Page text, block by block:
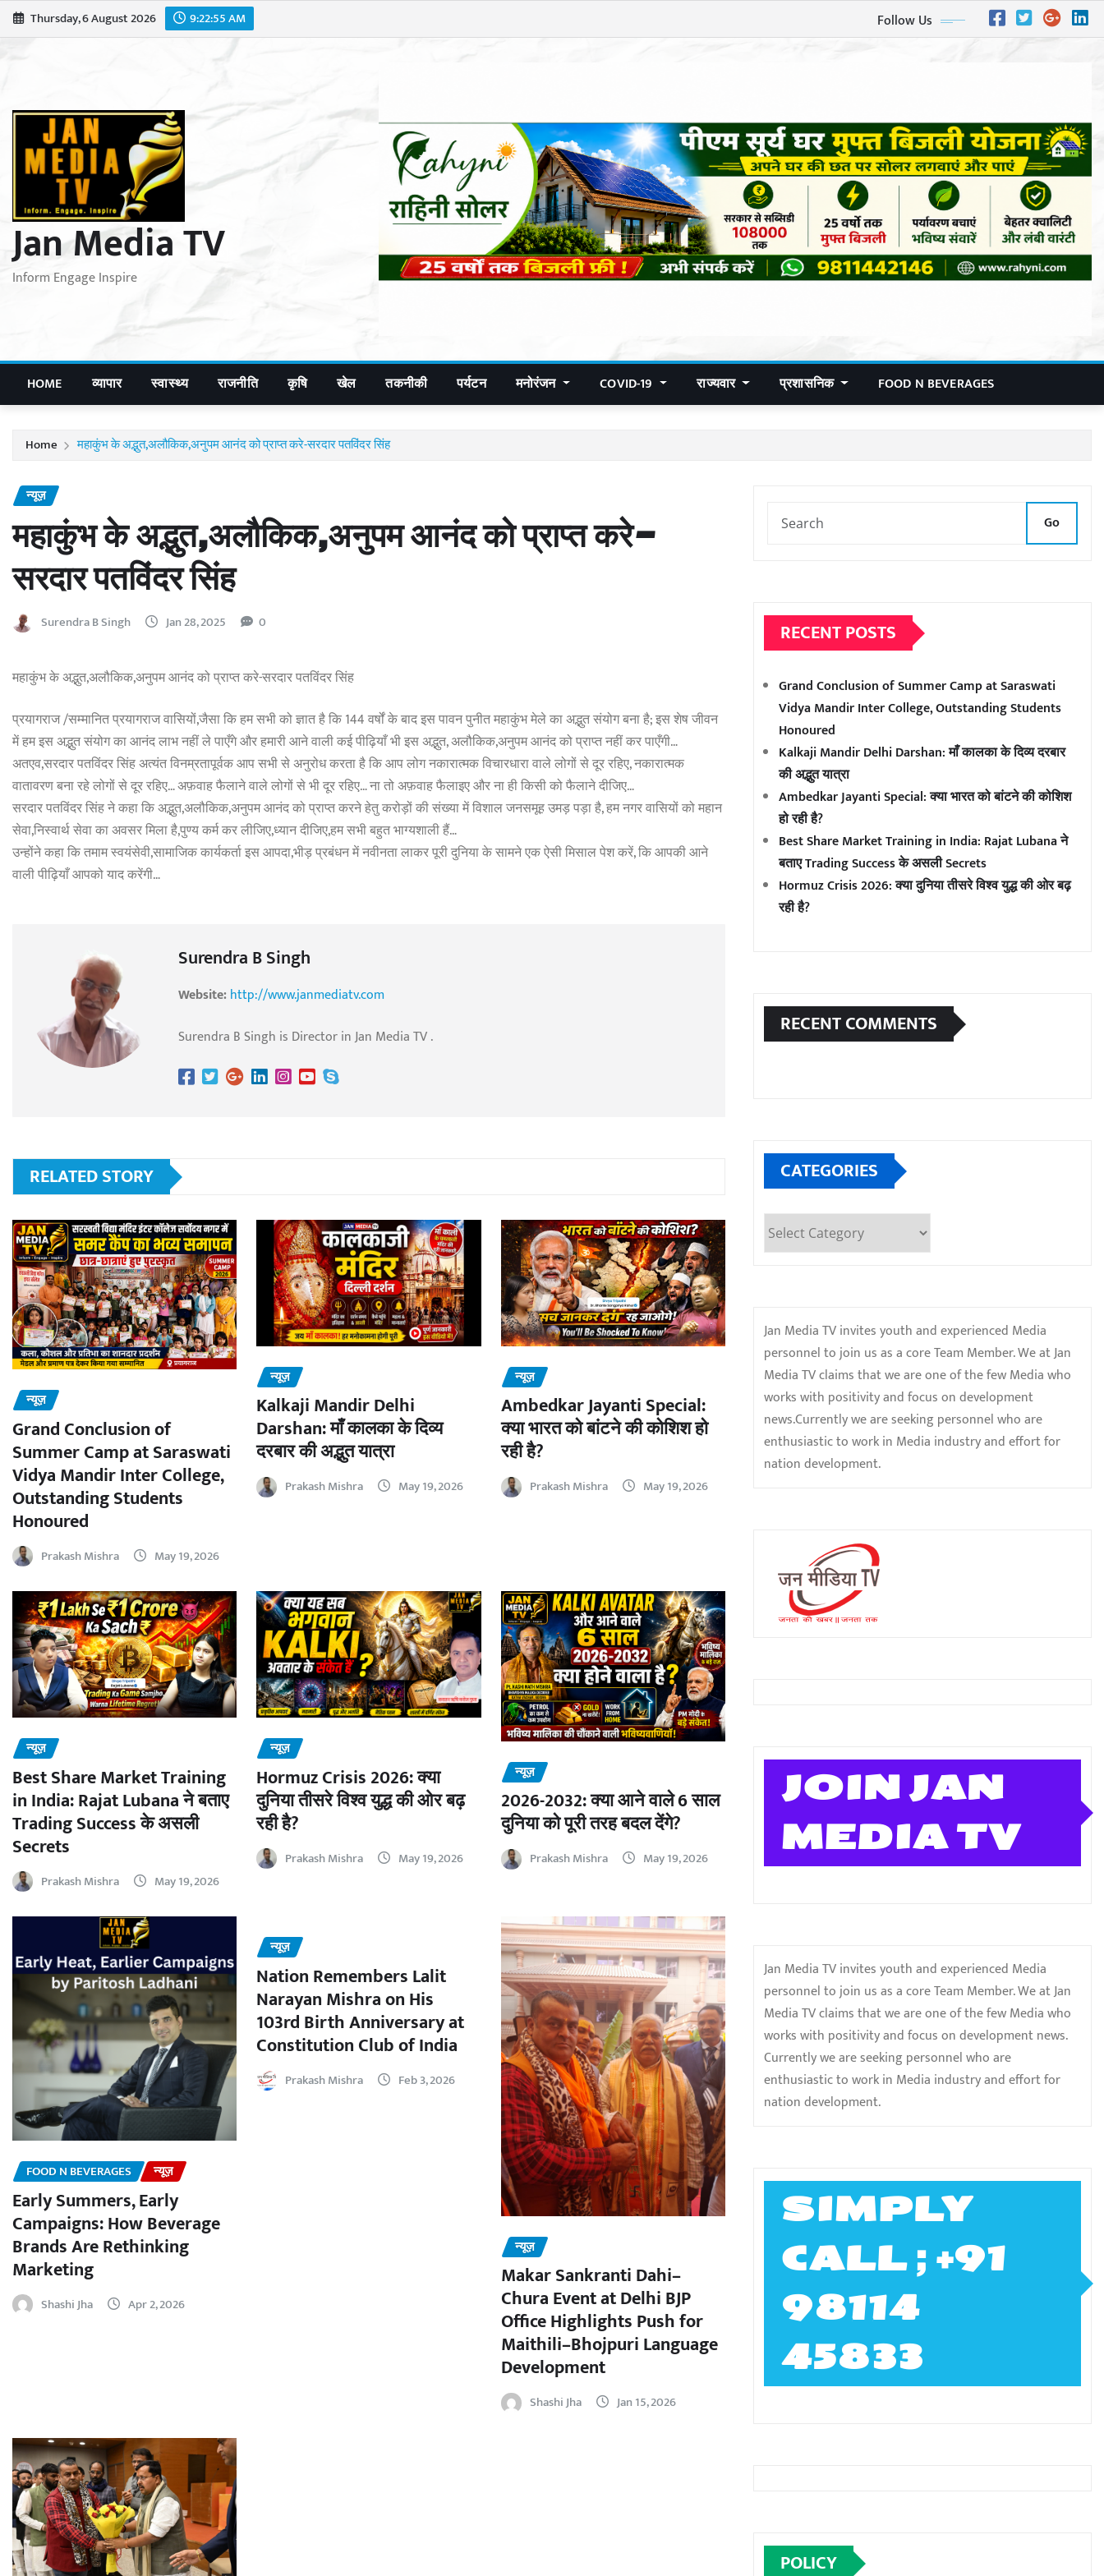
Skip
to
Thursday, 6 August 2026 9:22:56 AM Follow Us
Jan Media TV
Inform Engage Inspire
HOME व्यापार स्वास्थ्य राजनीति कृषि खेल तकनीकी पर्यटन मनोरंजन COVID-19 राज्यवार प्रशासनिक FOOD N BEVERAGES
Home महाकुंभ के अद्भुत,अलौकिक,अनुपम आनंद को प्राप्त करे-सरदार पतविंदर सिंह
न्यूज़
महाकुंभ के अद्भुत,अलौकिक,अनुपम आनंद को प्राप्त करे-
सरदार पतविंदर सिंह
Surendra B Singh Jan 28, 2025 0
महाकुंभ के अद्भुत,अलौकिक,अनुपम आनंद को प्राप्त करे-सरदार पतविंदर सिंह
प्रयागराज /सम्मानित प्रयागराज वासियों,जैसा कि हम सभी को ज्ञात है कि 144 वर्षों के बाद इस पावन पुनीत महाकुंभ मेले का अद्भुत संयोग बना है; इस शेष जीवन
में हम इस अद्भुत संयोग का आनंद लाभ नहीं ले पाएँगे और हमारी आने वाली कई पीढ़ियाँ भी इस अद्भुत, अलौकिक,अनुपम आनंद को प्राप्त नहीं कर पाएँगी…
अतएव,सरदार पतविंदर सिंह अत्यंत विनम्रतापूर्वक आप सभी से अनुरोध करता है कि आप लोग नकारात्मक विचारधारा वाले लोगों से दूर रहिए, नकारात्मक
वातावरण बना रहे लोगों से दूर रहिए… अफ़वाह फैलाने वाले लोगों से भी दूर रहिए… ना तो अफ़वाह फैलाइए और ना ही किसी को फैलाने दीजिए…
सरदार पतविंदर सिंह ने कहा कि अद्भुत,अलौकिक,अनुपम आनंद को प्राप्त करने हेतु करोड़ों की संख्या में विशाल जनसमूह उमड़ पड़ा है, हम नगर वासियों को महान
सेवा,निस्वार्थ सेवा का अवसर मिला है,पुण्य कर्म कर लीजिए,ध्यान दीजिए,हम सभी बहुत भाग्यशाली हैं…
उन्होंने कहा कि तमाम स्वयंसेवी,सामाजिक कार्यकर्ता इस आपदा,भीड़ प्रबंधन में नवीनता लाकर पूरी दुनिया के सामने एक ऐसी मिसाल पेश करें, कि आपकी आने
वाली पीढ़ियाँ आपको याद करेंगी…
Surendra B Singh
Website:http://www.janmediatv.com
Surendra B Singh is Director in Jan Media TV .
RELATED STORY
न्यूज़
Grand Conclusion of
Summer Camp at Saraswati
Vidya Mandir Inter College,
Outstanding Students
Honoured
Prakash Mishra May 19, 2026
न्यूज़
Kalkaji Mandir Delhi
Darshan: माँ कालका के दिव्य
दरबार की अद्भुत यात्रा
Prakash Mishra May 19, 2026
न्यूज़
Ambedkar Jayanti Special:
क्या भारत को बांटने की कोशिश हो
रही है?
Prakash Mishra May 19, 2026
न्यूज़
Best Share Market Training
in India: Rajat Lubana ने बताए
Trading Success के असली
Secrets
Prakash Mishra May 19, 2026
न्यूज़
Hormuz Crisis 2026: क्या
दुनिया तीसरे विश्व युद्ध की ओर बढ़
रही है?
Prakash Mishra May 19, 2026
न्यूज़
2026-2032: क्या आने वाले 6 साल
दुनिया को पूरी तरह बदल देंगे?
Prakash Mishra May 19, 2026
FOOD N BEVERAGES न्यूज़
Early Summers, Early
Campaigns: How Beverage
Brands Are Rethinking
Marketing
Shashi Jha Apr 2, 2026
न्यूज़
Nation Remembers Lalit
Narayan Mishra on His
103rd Birth Anniversary at
Constitution Club of India
Prakash Mishra Feb 3, 2026
न्यूज़
Makar Sankranti Dahi–
Chura Event at Delhi BJP
Office Highlights Push for
Maithili–Bhojpuri Language
Development
Shashi Jha Jan 15, 2026
Go
RECENT POSTS
Grand Conclusion of Summer Camp at Saraswati
Vidya Mandir Inter College, Outstanding Students
Honoured
Kalkaji Mandir Delhi Darshan: माँ कालका के दिव्य दरबार
की अद्भुत यात्रा
Ambedkar Jayanti Special: क्या भारत को बांटने की कोशिश
हो रही है?
Best Share Market Training in India: Rajat Lubana ने
बताए Trading Success के असली Secrets
Hormuz Crisis 2026: क्या दुनिया तीसरे विश्व युद्ध की ओर बढ़
रही है?
RECENT COMMENTS
CATEGORIES
Categories
Jan Media TV invites youth and experienced Media
personnel to join us as a core Team Member. We at Jan
Media TV claims that we are one of the few Media who
works with positivity and focus on development
news.Currently we are seeking personnel who are
enthusiastic to work in Media industry and effort for
nation development.
JOIN JAN
MEDIA TV
Jan Media TV invites youth and experienced Media
personnel to join us as a core Team Member. We at Jan
Media TV claims that we are one of the few Media who
works with positivity and focus on development news.
Currently we are seeking personnel who are
enthusiastic to work in Media industry and effort for
nation development.
SIMPLY
CALL ; +91
98114
45833
POLICY